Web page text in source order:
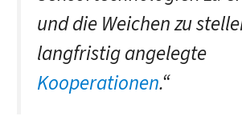
und die Weichen zu
langfristig angelegte
Kooperationen.“